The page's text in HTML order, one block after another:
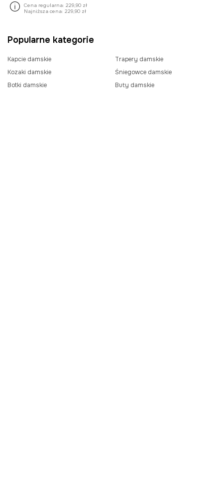
Cena regularna: 229,90 zł
Najniższa cena: 229,90 zł
Popularne kategorie
Kapcie damskie
Kozaki damskie
Botki damskie
Trapery damskie
Śniegowce damskie
Buty damskie